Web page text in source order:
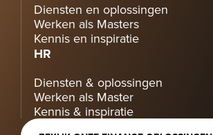
Diensten en oplossingen
Werken als Masters
Kennis en inspiratie
HR
Diensten & oplossingen
Werken als Master
Kennis & inspiratie